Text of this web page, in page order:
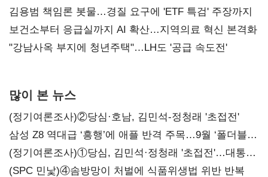
김용범 책임론 봇물…경질 요구에 'ETF 특검' 주장까지
보건소부터 응급실까지 AI 확산…지역의료 혁신 본격화
"강남사옥 부지에 청년주택"…LH도 '공급 속도전'
많이 본 뉴스
(정기여론조사)②당심·호남, 김민석-정청래 '초접전'
삼성 Z8 역대급 ‘흥행’에 애플 반격 주목…9월 ‘폴더블
대전’
(정기여론조사)①당심, 김민석·정청래 '초접전'…대통령
지지도 '50% 아래로'(종합)
(SPC 민낯)④솜방망이 처벌에 식품위생법 위반 반복